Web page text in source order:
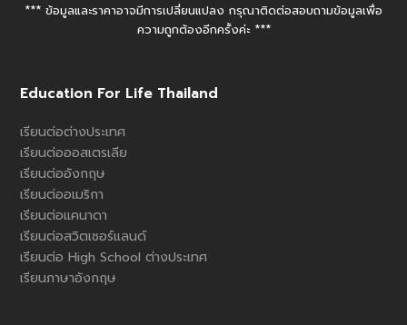
*** ข้อมูลและราคาอาจมีการเปลี่ยนแปลง กรุณาติดต่อสอบถามข้อมูลเพื่อ
ความถูกต้องอีกครั้งค่ะ ***
Education For Life Thailand
เรียนต่อต่างประเทศ
เรียนต่อออสเตรเลีย
เรียนต่ออังกฤษ
เรียนต่ออเมริกา
เรียนต่อแคนาดา
เรียนต่อสวิตเซอร์แลนด์
เรียนต่อ High School ต่างประเทศ
เรียนภาษาอังกฤษ